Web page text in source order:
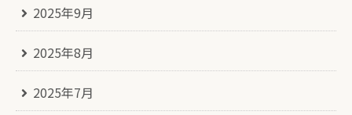
2025年9月
2025年8月
2025年7月